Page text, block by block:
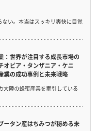
い。本当はスッキリ爽快に目覚
：世界が注目する成長市場の
オピア・タンザニア・ケニ
業の成功事例と未来戦略
大陸の蜂蜜産業を牽引している
ータン産はちみつが秘める未